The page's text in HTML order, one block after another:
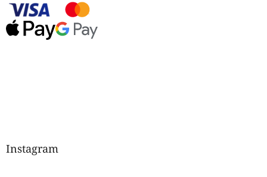
Instagram